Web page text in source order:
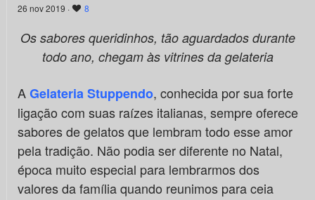
26 nov 2019 · 8
Os sabores queridinhos, tão aguardados durante
todo ano, chegam às vitrines da gelateria
AGelateria Stuppendo, conhecida por sua forte
ligação com suas raízes italianas, sempre oferece
sabores de gelatos que lembram todo esse amor
pela tradição. Não podia ser diferente no Natal,
época muito especial para lembrarmos dos
valores da família quando reunimos para ceia